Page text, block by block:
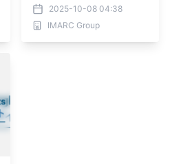
成長率（CAGR）5.20%
で成長
2025-10-08 04:38
IMARC Group